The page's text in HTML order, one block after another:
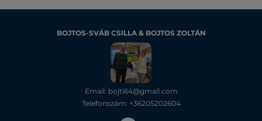
BOJTOS-SVÁB CSILLA & BOJTOS ZOLTÁN
Email: bojti64@gmail.com
Telefonszám: +36205202604